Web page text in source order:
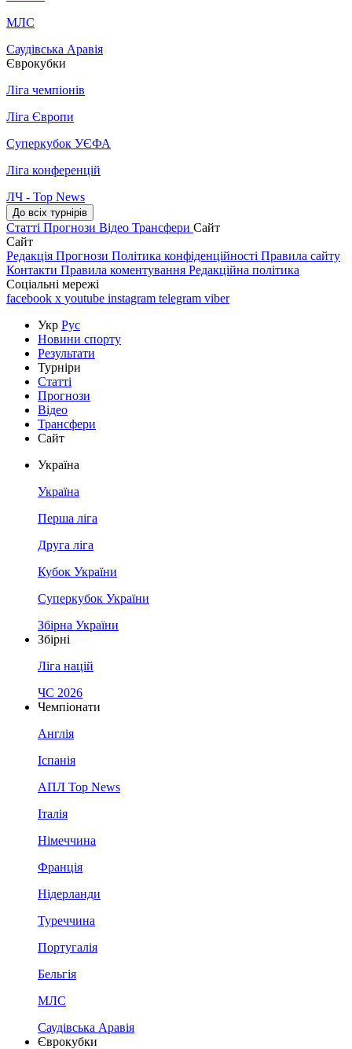
МЛС
Саудівська Аравія
Єврокубки
Ліга чемпіонів
Ліга Європи
Суперкубок УЄФА
Ліга конференцій
ЛЧ - Top News
До всіх турнірів
Статті Прогнози Відео Трансфери Сайт
Сайт
Редакція Прогнози Політика конфіденційності Правила сайту
Контакти Правила коментування Редакційна політика
Соціальні мережі
facebook x youtube instagram telegram viber
Укр Рус
Новини спорту
Результати
Турніри
Статті
Прогнози
Відео
Трансфери
Сайт
Україна
Україна
Перша ліга
Друга ліга
Кубок України
Суперкубок України
Збірна України
Збірні
Ліга націй
ЧС 2026
Чемпіонати
Англія
Іспанія
АПЛ Top News
Італія
Німеччина
Франція
Нідерланди
Туреччина
Португалія
Бельгія
МЛС
Саудівська Аравія
Єврокубки